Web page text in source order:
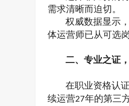
需求清晰而迫切。
权威数据显示
体运营师已从可选
二、专业之证
在职业资格认
续运营27年的第三